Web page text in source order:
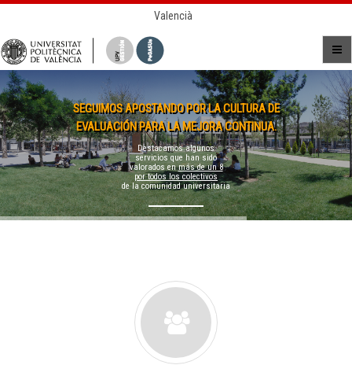
Valencià
SEGUIMOS APOSTANDO POR LA CULTURA DE
EVALUACIÓN PARA LA MEJORA CONTINUA.
Destacamos algunos
servicios que han sido
valorados enmás de un 8
por todos los colectivos
de la comunidad universitaria